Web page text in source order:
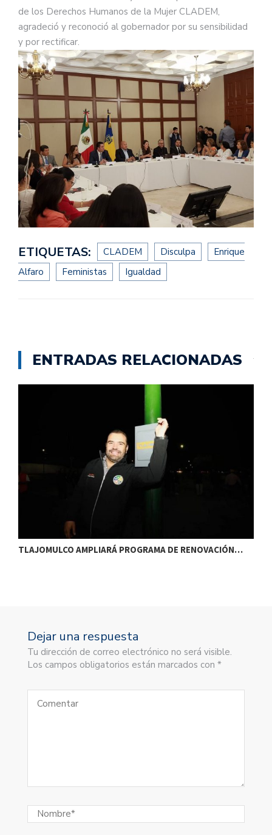
de los Derechos Humanos de la Mujer CLADEM,
agradeció y reconoció al gobernador por su sensibilidad
y por rectificar.
ETIQUETAS: CLADEM Disculpa
Enrique
Alfaro
Feministas Igualdad
ENTRADAS RELACIONADAS
TLAJOMULCO AMPLIARÁ PROGRAMA DE RENOVACIÓN…
Dejar una respuesta
Tu dirección de correo electrónico no será visible.
Los campos obligatorios están marcados con *